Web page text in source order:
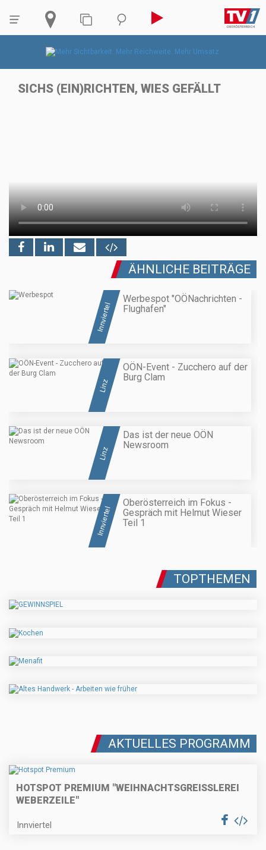
SICHS (EIN)RICHTEN, WIES GEFÄLLT
ÄHNLICHE BEITRÄGE
Innviertel
Werbespot "OÖNachrichten -
Flughafen"
Linz
OÖN-Event - Zucchero auf der
Burg Clam
Linz
Das ist der neue OÖN
Newsroom
Innviertel
Oberösterreich im Fokus -
Gespräch mit Helmut Wieser
Teil 1
TOPTHEMEN
AKTUELLES PROGRAMM
HOTSPOT PREMIUM "WEIHNACHTSGREISSLEREI W
EBERZEILE"
Innviertel